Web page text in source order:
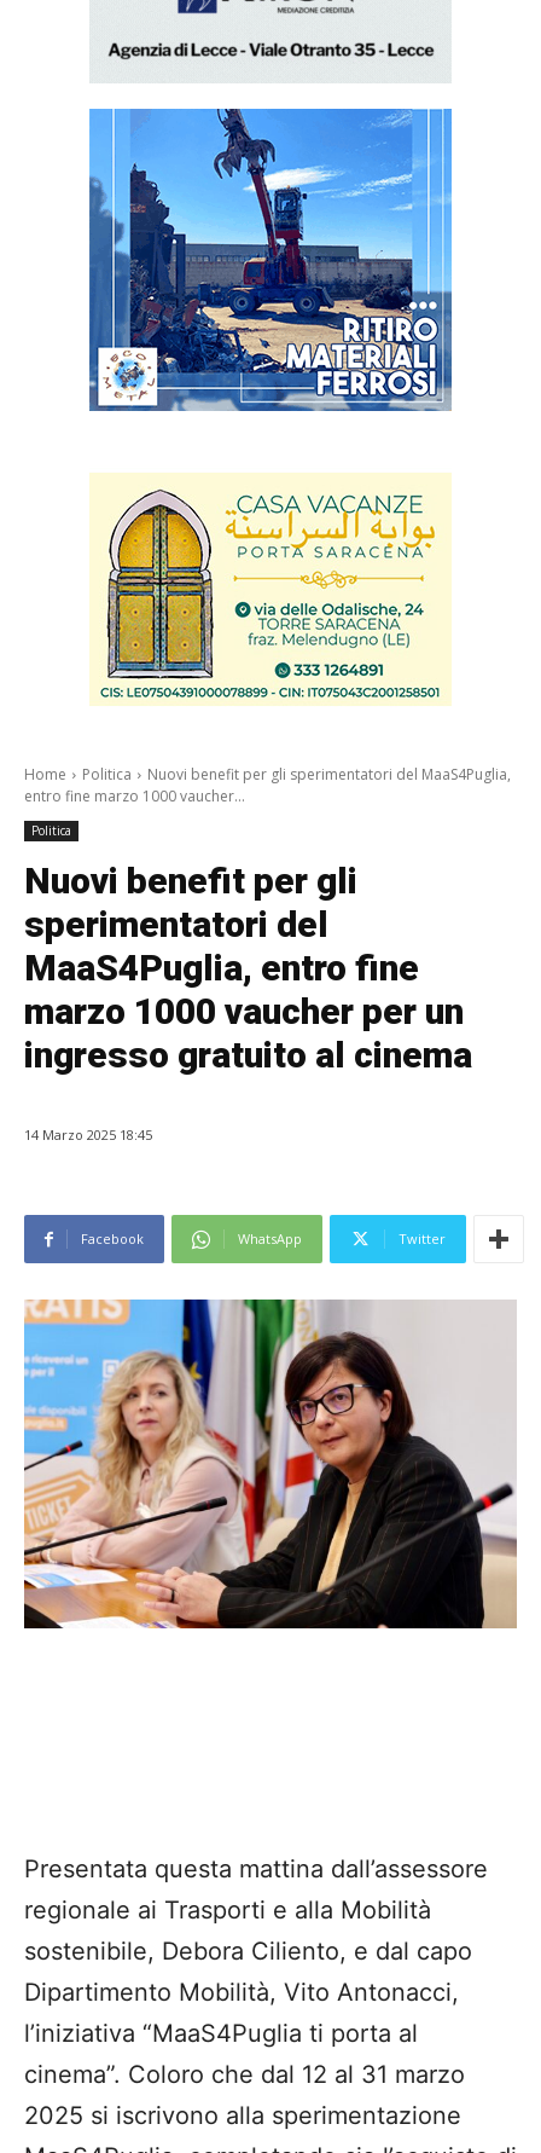
Home Politica
Nuovi benefit per gli sperimentatori del MaaS4Puglia,
entro fine marzo 1000 vaucher...
Politica
Nuovi benefit per gli
sperimentatori del
MaaS4Puglia, entro fine
marzo 1000 vaucher per un
ingresso gratuito al cinema
14 Marzo 2025 18:45
Facebook WhatsApp Twitter
Presentata questa mattina dall’assessore
regionale ai Trasporti e alla Mobilità
sostenibile, Debora Ciliento, e dal capo
Dipartimento Mobilità, Vito Antonacci,
l’iniziativa “MaaS4Puglia ti porta al
cinema”. Coloro che dal 12 al 31 marzo
2025 si iscrivono alla sperimentazione